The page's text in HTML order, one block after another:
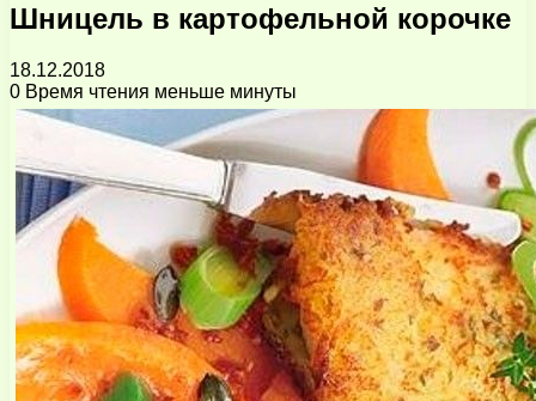
Шницель в картофельной корочке
18.12.2018
0 Время чтения меньше минуты